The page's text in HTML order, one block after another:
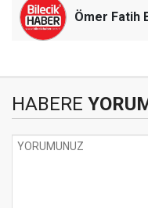
Ömer Fatih
HABERE